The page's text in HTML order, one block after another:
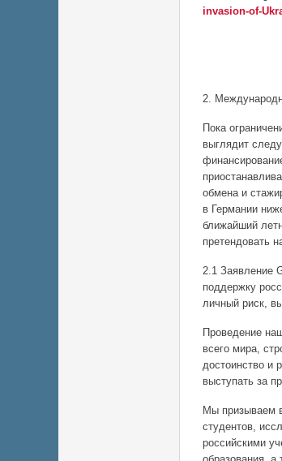
invasion-of-
2.
Пока
выглядит
обмена и
в Германии
ближайший
претендовать
2.1 Заявление
поддержку
личный риск,
Проведение
всего мира,
достоинство и
выступать за
Мы призываем
студентов,
российскими